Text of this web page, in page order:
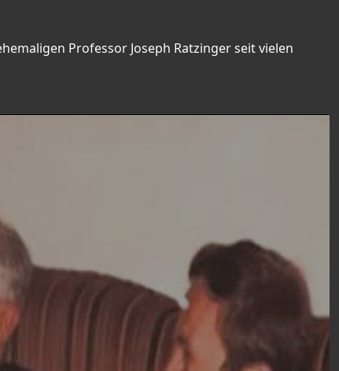
Professor Joseph Ratzinger seit vielen